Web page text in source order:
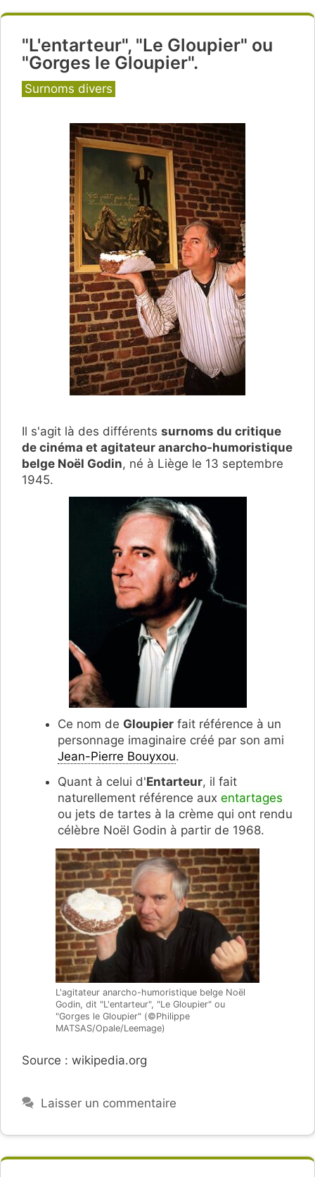
"L'entarteur", "Le Gloupier" ou
"Gorges le Gloupier".
Catégories
Surnoms divers
Il s'agit là des différents surnoms du critique
de cinéma et agitateur anarcho-humoristique
belge Noël Godin, né à Liège le 13 septembre
1945.
Ce nom de Gloupier fait référence à un
personnage imaginaire créé par son ami
Jean-Pierre Bouyxou.
Quant à celui d'Entarteur, il fait
naturellement référence aux entartages
ou jets de tartes à la crème qui ont rendu
célèbre Noël Godin à partir de 1968.
L'agitateur anarcho-humoristique belge Noël
Godin, dit "L'entarteur", "Le Gloupier" ou
"Gorges le Gloupier" (©Philippe
MATSAS/Opale/Leemage)
Source : wikipedia.org
Laisser un commentaire